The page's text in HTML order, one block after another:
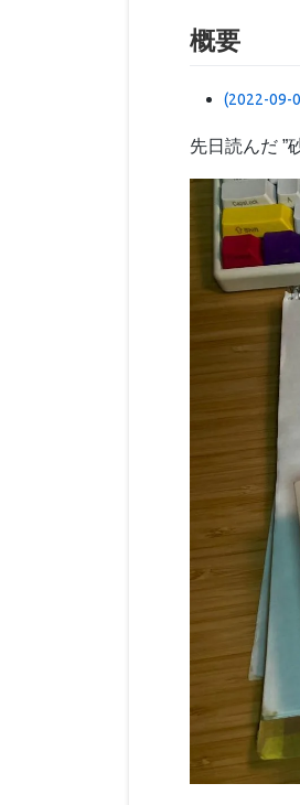
概要
(2022-09-
先日読んだ ”